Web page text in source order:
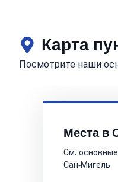
Карта
Посмотрите наши
Места в
См.
Сан-Мигель